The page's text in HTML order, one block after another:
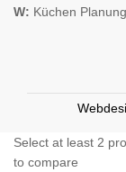
W: Küchen
Select at least 2
to compare